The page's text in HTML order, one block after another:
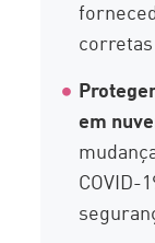
em
COVID-